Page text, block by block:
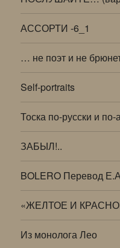
АССОРТИ -6_1
… не поэт и не
Self-portraits
Тоска по-русски и по-
ЗАБЫЛ!..
BOLERO Перевод
«ЖЕЛТОЕ И
Из монолога Лео